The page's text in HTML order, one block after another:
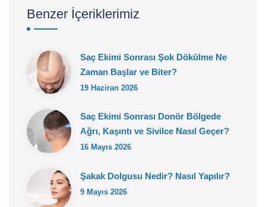
Benzer İçeriklerimiz
Saç Ekimi Sonrası Şok Dökülme Ne
Zaman Başlar ve Biter?
19 Haziran 2026
Saç Ekimi Sonrası Donör Bölgede
Ağrı, Kaşıntı ve Sivilce Nasıl Geçer?
16 Mayıs 2026
Şakak Dolgusu Nedir? Nasıl Yapılır?
9 Mayıs 2026